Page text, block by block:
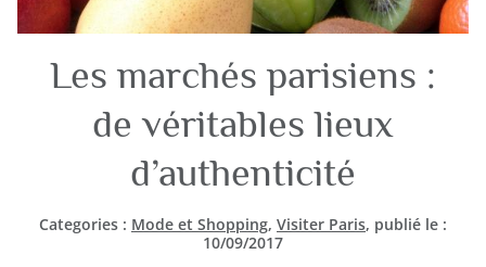
Les marchés parisiens :
de véritables lieux
d’authenticité
Categories : Mode et Shopping, Visiter Paris, publié le :
10/09/2017